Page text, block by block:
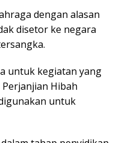
dengan alasan
disetor ke negara
untuk kegiatan yang
Hibah
untuk